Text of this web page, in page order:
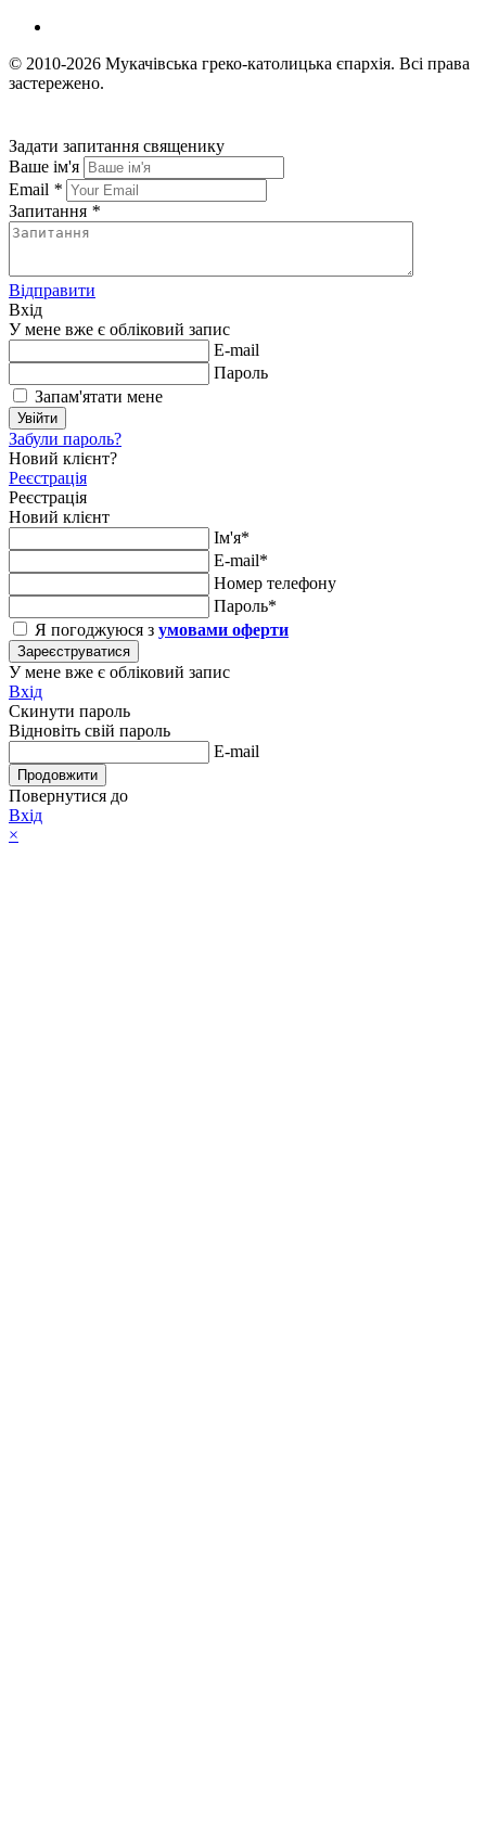
© 2010-2026 Мукачівська греко-католицька єпархія. Всі права
застережено.
Задати запитання священику
Ваше ім'я
Email *
Запитання *
Відправити
Вхід
У мене вже є обліковий запис
E-mail
Пароль
Запам'ятати мене
Увійти
Забули пароль?
Новий клієнт?
Реєстрація
Реєстрація
Новий клієнт
Ім'я*
E-mail*
Номер телефону
Пароль*
Я погоджуюся з умовами оферти
Зареєструватися
У мене вже є обліковий запис
Вхід
Скинути пароль
Відновіть свій пароль
E-mail
Продовжити
Повернутися до
Вхід
×